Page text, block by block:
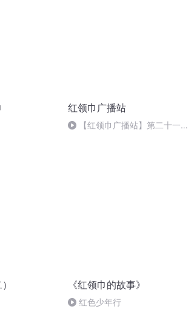
红领巾广播站
【红领巾广播站】第二十一
《红领巾的故事》
红色少年行